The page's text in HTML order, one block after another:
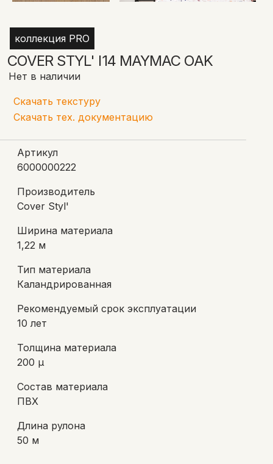
коллекция PRO
COVER STYL' I14 MAYMAC OAK
Нет в наличии
Скачать текстуру
Скачать тех. документацию
Артикул
6000000222
Производитель
Cover Styl'
Ширина материала
1,22 м
Тип материала
Каландрированная
Рекомендуемый срок эксплуатации
10 лет
Толщина материала
200 μ
Состав материала
ПВХ
Длина рулона
50 м